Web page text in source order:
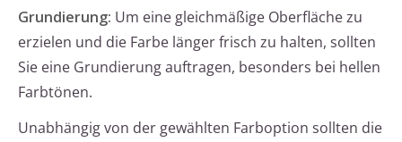
Grundierung: Um eine gleichmäßige Oberfläche zu
erzielen und die Farbe länger frisch zu halten, sollten
Sie eine Grundierung auftragen, besonders bei hellen
Farbtönen.
Unabhängig von der gewählten Farboption sollten die